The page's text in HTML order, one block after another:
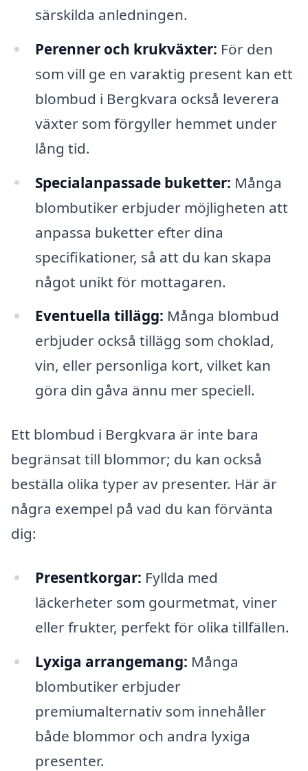
särskilda anledningen.
Perenner och krukväxter: För den
som vill ge en varaktig present kan ett
blombud i Bergkvara också leverera
växter som förgyller hemmet under
lång tid.
Specialanpassade buketter: Många
blombutiker erbjuder möjligheten att
anpassa buketter efter dina
specifikationer, så att du kan skapa
något unikt för mottagaren.
Eventuella tillägg: Många blombud
erbjuder också tillägg som choklad,
vin, eller personliga kort, vilket kan
göra din gåva ännu mer speciell.
Ett blombud i Bergkvara är inte bara
begränsat till blommor; du kan också
beställa olika typer av presenter. Här är
några exempel på vad du kan förvänta
dig:
Presentkorgar: Fyllda med
läckerheter som gourmetmat, viner
eller frukter, perfekt för olika tillfällen.
Lyxiga arrangemang: Många
blombutiker erbjuder
premiumalternativ som innehåller
både blommor och andra lyxiga
presenter.